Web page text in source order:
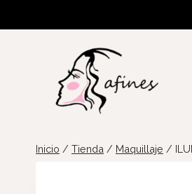
Inicio / Tienda / Maquillaje /